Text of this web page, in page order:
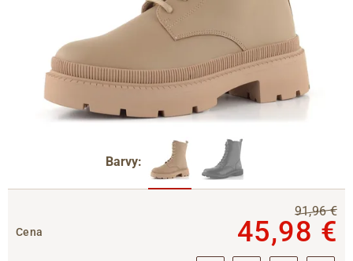
Barvy:
Cena
91,96 €
45,98 €